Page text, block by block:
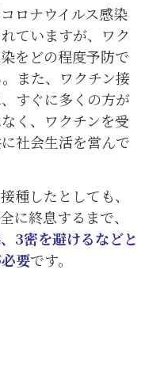
ロナウイルス感染
ていますが、ワク
をどの程度予防で
また、ワクチン接
すぐに多くの方が
く、ワクチンを受
社会生活を営んで
種したとしても、
に終息するまで、
3密を避けるなどと
要です。